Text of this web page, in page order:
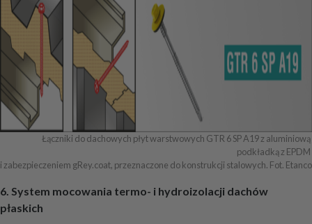
Łączniki do dachowych płyt warstwowych GTR 6 SP A19 z aluminiową
podkładką z EPDM
i zabezpieczeniem gRey.coat, przeznaczone do konstrukcji stalowych. Fot. Etanco
6. System mocowania termo- i hydroizolacji dachów
płaskich